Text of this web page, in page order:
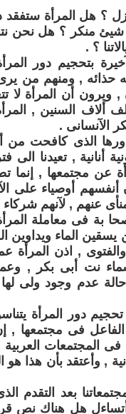
؟ هل المرأة ستفقد
شيئ منكر ؟ هل نحن
؟ .
بتحجيم دور
حذائه , ومنهم من
أن المرأة لا
ألاف السنين ,
الآنسانى .
الذى كافحت من
أنانية , تعيدنا الى
عن مجتمعها ,
أنفسهم أوصياء على
عنهم , لآنهم
بة فى معاملة
الماء ويداوين
والفتوى , اذن
نت أبى بكر ,
عدم وجود ولى
دور المرأة
فى مجتمعها , إن
فى المجتمعات
, وأعتقد بأن هذا هو
بعد التقدم
أتساءل هل هناك نص